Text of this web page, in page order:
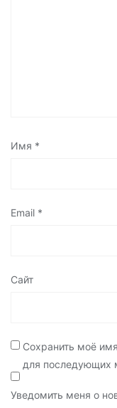
Имя *
Email *
Сайт
Сохранить моё
для последующих
Уведомить меня о